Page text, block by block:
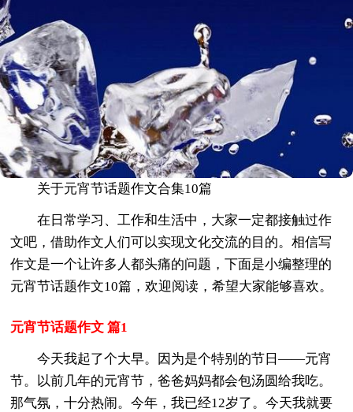
关于元宵节话题作文合集10篇
在日常学习、工作和生活中，大家一定都接触过作
文吧，借助作文人们可以实现文化交流的目的。相信写
作文是一个让许多人都头痛的问题，下面是小编整理的
元宵节话题作文10篇，欢迎阅读，希望大家能够喜欢。
元宵节话题作文 篇1
今天我起了个大早。因为是个特别的节日——元宵
节。以前几年的元宵节，爸爸妈妈都会包汤圆给我吃。
那气氛，十分热闹。今年，我已经12岁了。今天我就要